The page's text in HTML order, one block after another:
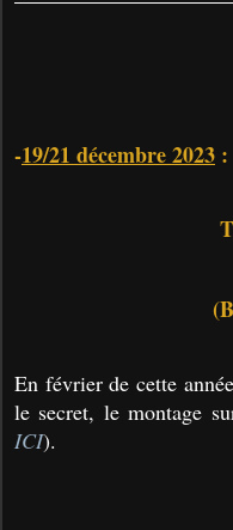
-19/21 décembre 2023 :
En février de cette
le secret, le montage
ICI).